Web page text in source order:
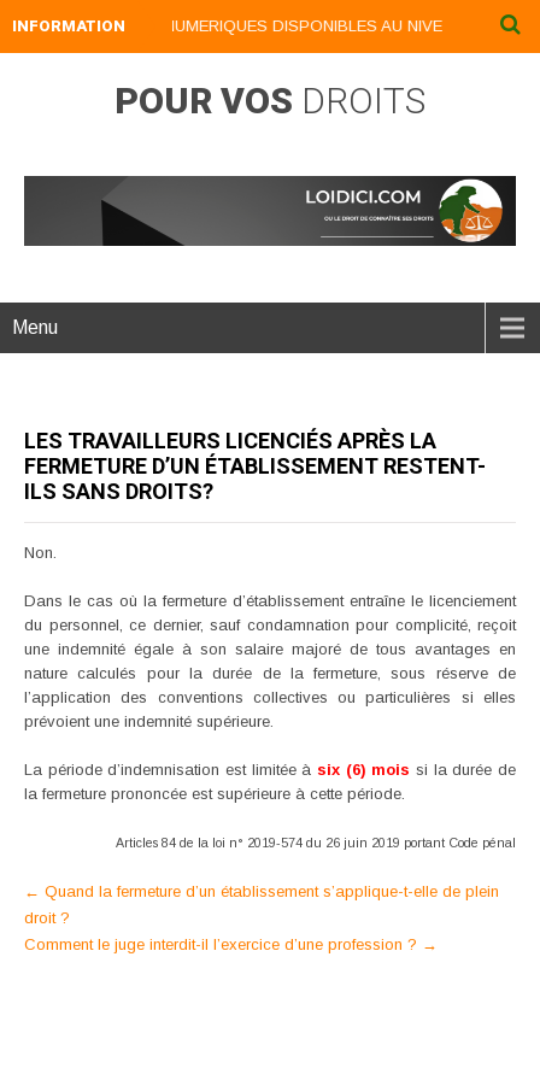
INFORMATION
NOS LIVRES NUMERIQUES DISPONIBLES AU NIVEAU DU
POUR VOS DROITS
Menu
LES TRAVAILLEURS LICENCIÉS APRÈS LA
FERMETURE D’UN ÉTABLISSEMENT RESTENT-
ILS SANS DROITS?
Non.
Dans le cas où la fermeture d’établissement entraîne le licenciement
du personnel, ce dernier, sauf condamnation pour complicité, reçoit
une indemnité égale à son salaire majoré de tous avantages en
nature calculés pour la durée de la fermeture, sous réserve de
l’application des conventions collectives ou particulières si elles
prévoient une indemnité supérieure.
La période d’indemnisation est limitée à six (6) mois si la durée de
la fermeture prononcée est supérieure à cette période.
Articles 84 de la loi n° 2019-574 du 26 juin 2019 portant Code pénal
Post
navigation
← Quand la fermeture d’un établissement s’applique-t-elle de plein
droit ?
Comment le juge interdit-il l’exercice d’une profession ? →